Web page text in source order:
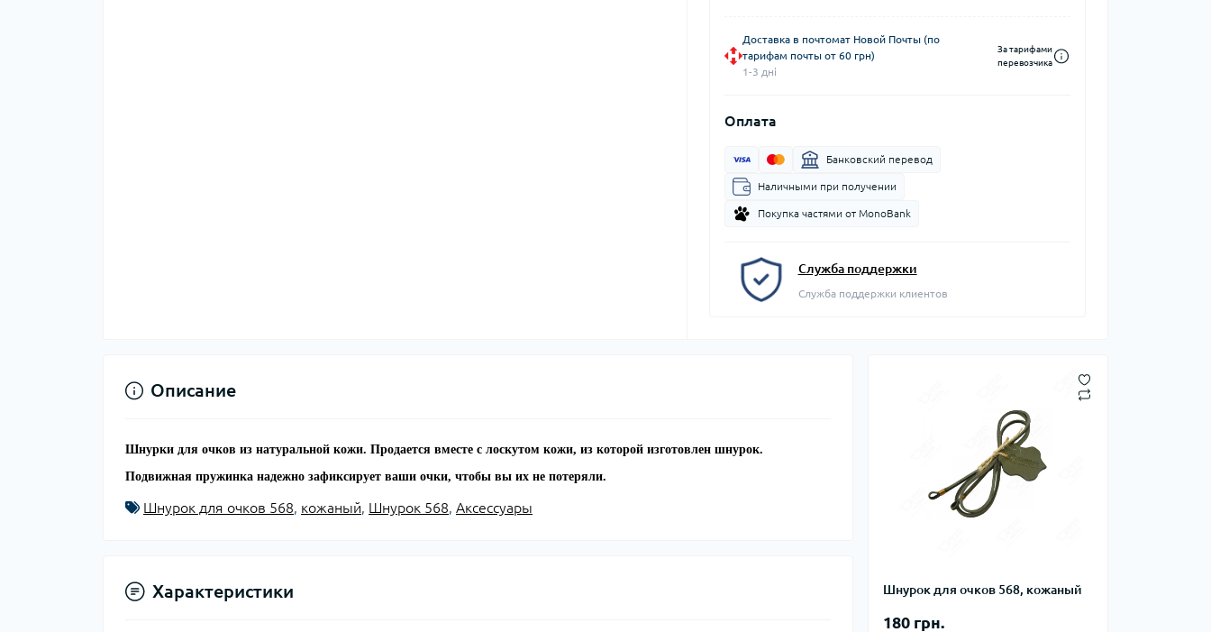
Доставка в почтомат Новой Почты (по
тарифам почты от 60 грн)
1-3 дні
За тарифами
перевозчика
Оплата
Банковский перевод
Наличными при получении
Покупка частями от MonoBank
Служба поддержки
Служба поддержки клиентов
Шнурок для очков 568, кожаный
180 грн.
Описание
Шнурки для очков из натуральной кожи. Продается вместе с лоскутом кожи, из которой изготовлен шнурок.
Подвижная пружинка надежно зафиксирует ваши очки, чтобы вы их не потеряли.
Шнурок для очков 568, кожаный, Шнурок 568, Аксессуары
Характеристики